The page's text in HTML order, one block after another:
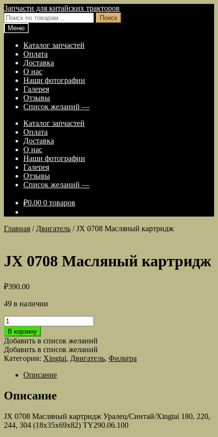
Перейти
к
навигации
Перейти
к
содержимому
Запчасти для китайских тракторов
Искать:
Поиск
Меню
Каталог запчастей
Оплата
Доставка
О нас
Наши фотографии
Галерея
Отзывы
Список желаний —
Каталог запчастей
Оплата
Доставка
О нас
Наши фотографии
Галерея
Отзывы
Список желаний —
₽0.00 0 товаров
Главная / Двигатель /JX 0708 Масляный картридж
JX 0708 Масляный картридж
₽390.00
49 в наличии
Количество
товара
JX
0708
Масляный
картридж
В корзину
Добавить в список желаний
Добавить в список желаний
Категории: Xingtai, Двигатель, Фильтра
Описание
Описание
JX 0708 Масляный картридж Уралец/Синтай/Xingtai 180, 220,
244, 304 (18х35х69х82) TY290.06.100